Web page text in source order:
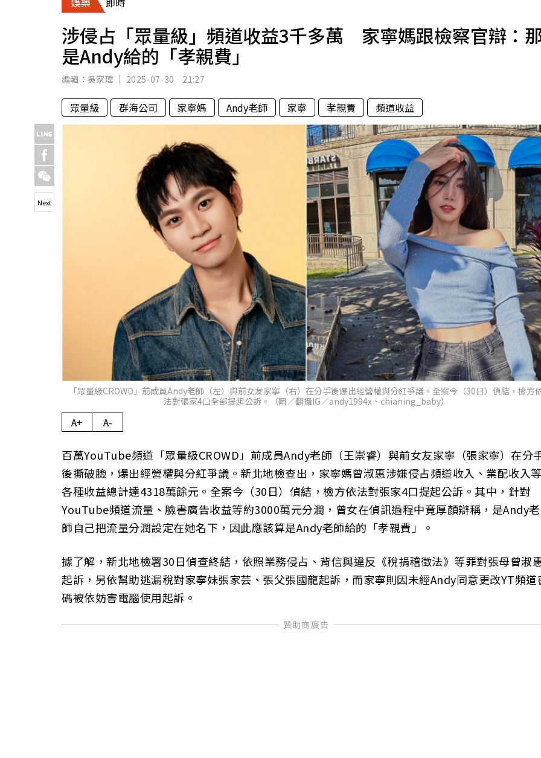
專欄
房產新勢力
運勢
涉侵占「眾量級」頻道收益3千多萬 家寧媽跟檢察官辯：
是Andy給的「孝親費」
編輯： 吳家瑋 2025-07-30 21:27
眾量級 群海公司 家寧媽 Andy老師 家寧 孝親費 頻道收益
「眾量級CROWD」前成員Andy老師（左）與前女友家寧（右）在分手後爆出經營權與分紅爭議。全案今（30日）偵結，檢方
法對張家4口全部提起公訴。（圖／翻攝IG／andy1994x、chianing_baby）
Next
A+ A-
百萬YouTube頻道「眾量級CROWD」前成員Andy老師（王崇睿）與前女友家寧（張家寧）在分
後撕破臉，爆出經營權與分紅爭議。新北地檢查出，家寧媽曾淑惠涉嫌侵占頻道收入、業配收入
各種收益總計達4318萬餘元。全案今（30日）偵結，檢方依法對張家4口提起公訴。其中，針對
YouTube頻道流量、臉書廣告收益等約3000萬元分潤，曾女在偵訊過程中竟厚顏辯稱，是Andy老
師自己把流量分潤設定在她名下，因此應該算是Andy老師給的「孝親費」。
據了解，新北地檢署30日偵查終結，依照業務侵占、背信與違反《稅捐稽徵法》等罪對張母曾淑
起訴，另依幫助逃漏稅對家寧妹張家芸、張父張國龍起訴，而家寧則因未經Andy同意更改YT頻道
碼被依妨害電腦使用起訴。